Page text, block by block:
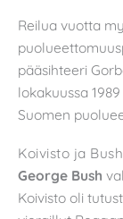
Reilua vuotta
pääsihteeri
lokakuussa
Suomen
Koivisto ja Bush
George Bush
Koivisto oli